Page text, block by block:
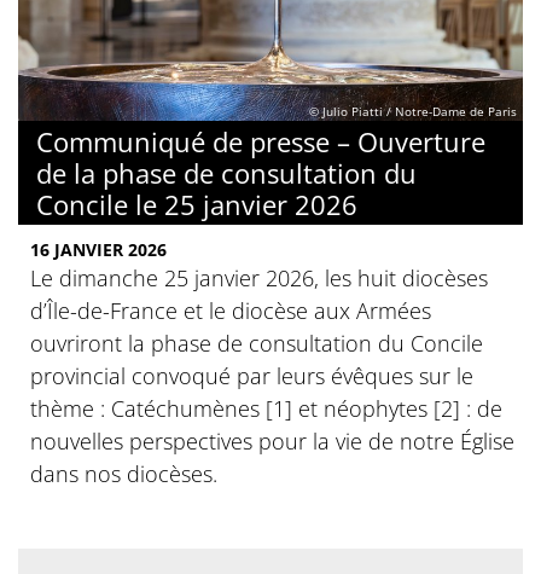
© Julio Piatti / Notre-Dame de Paris
Communiqué de presse – Ouverture
de la phase de consultation du
Concile le 25 janvier 2026
16 JANVIER 2026
Le dimanche 25 janvier 2026, les huit diocèses
d’Île-de-France et le diocèse aux Armées
ouvriront la phase de consultation du Concile
provincial convoqué par leurs évêques sur le
thème : Catéchumènes [1] et néophytes [2] : de
nouvelles perspectives pour la vie de notre Église
dans nos diocèses.